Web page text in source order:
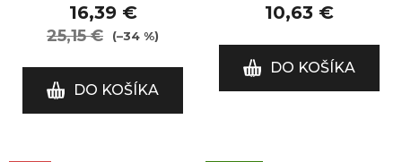
16,39 €
25,15 € (–34 %)
DO KOŠÍKA
10,63 €
DO KOŠÍKA